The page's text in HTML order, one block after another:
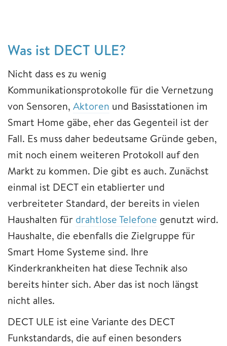
Was ist DECT ULE?
Nicht dass es zu wenig
Kommunikationsprotokolle für die Vernetzung
von Sensoren, Aktoren und Basisstationen im
Smart Home gäbe, eher das Gegenteil ist der
Fall. Es muss daher bedeutsame Gründe geben,
mit noch einem weiteren Protokoll auf den
Markt zu kommen. Die gibt es auch. Zunächst
einmal ist DECT ein etablierter und
verbreiteter Standard, der bereits in vielen
Haushalten für drahtlose Telefone genutzt wird.
Haushalte, die ebenfalls die Zielgruppe für
Smart Home Systeme sind. Ihre
Kinderkrankheiten hat diese Technik also
bereits hinter sich. Aber das ist noch längst
nicht alles.
DECT ULE ist eine Variante des DECT
Funkstandards, die auf einen besonders